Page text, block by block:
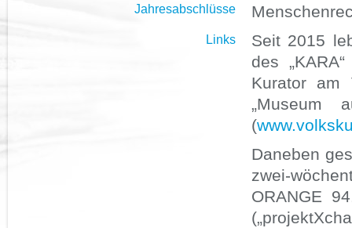
Jahresabschlüsse
Links
Seit 2015
des
Kurator am
„Museum
(
Daneben
zwei-
ORANGE